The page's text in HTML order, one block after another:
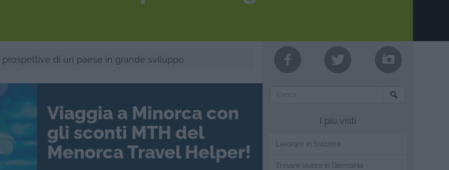
prospettive di un paese in grande sviluppo
Viaggia a Minorca con
gli sconti MTH del
Menorca Travel Helper!
I più visti
Lavorare in Svizzera
Trovare lavoro in Germania